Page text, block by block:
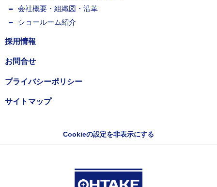
会社概要・組織図・沿革
ショールーム紹介
採用情報
お問合せ
プライバシーポリシー
サイトマップ
Cookieの設定を非表示にする